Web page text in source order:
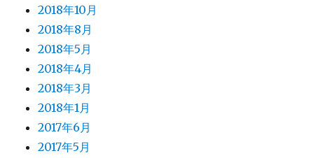
2018年10月
2018年8月
2018年5月
2018年4月
2018年3月
2018年1月
2017年6月
2017年5月